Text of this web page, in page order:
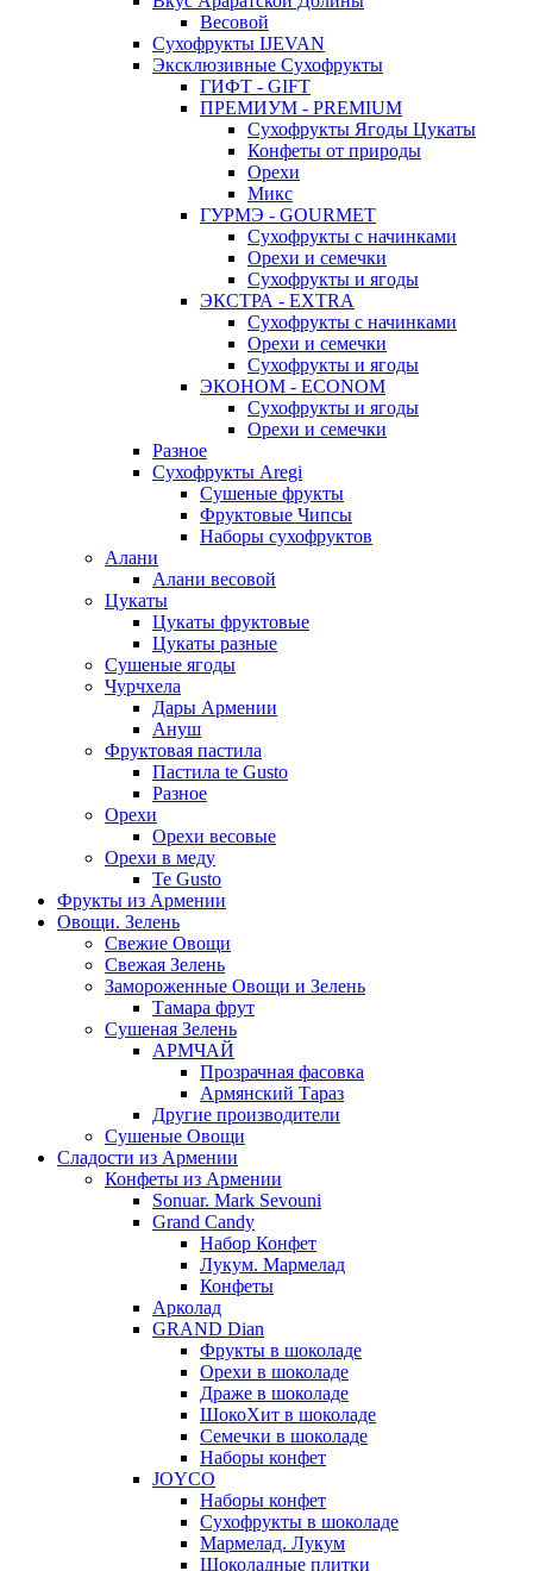
Весовой
Сухофрукты IJEVAN
Эксклюзивные Сухофрукты
ГИФТ - GIFT
ПРЕМИУМ - PREMIUM
Сухофрукты Ягоды Цукаты
Конфеты от природы
Орехи
Микс
ГУРМЭ - GOURMET
Сухофрукты с начинками
Орехи и семечки
Сухофрукты и ягоды
ЭКСТРА - EXTRA
Сухофрукты с начинками
Орехи и семечки
Сухофрукты и ягоды
ЭКОНОМ - ECONOM
Сухофрукты и ягоды
Орехи и семечки
Разное
Сухофрукты Aregi
Сушеные фрукты
Фруктовые Чипсы
Наборы сухофруктов
Алани
Алани весовой
Цукаты
Цукаты фруктовые
Цукаты разные
Сушеные ягоды
Чурчхела
Дары Армении
Ануш
Фруктовая пастила
Пастила te Gusto
Разное
Орехи
Орехи весовые
Орехи в меду
Te Gusto
Фрукты из Армении
Овощи. Зелень
Свежие Овощи
Свежая Зелень
Замороженные Овощи и Зелень
Тамара фрут
Сушеная Зелень
АРМЧАЙ
Прозрачная фасовка
Армянский Тараз
Другие производители
Сушеные Овощи
Сладости из Армении
Конфеты из Армении
Sonuar. Mark Sevouni
Grand Candy
Набор Конфет
Лукум. Мармелад
Конфеты
Арколад
GRAND Dian
Фрукты в шоколаде
Орехи в шоколаде
Драже в шоколаде
ШокоХит в шоколаде
Семечки в шоколаде
Наборы конфет
JOYCO
Наборы конфет
Сухофрукты в шоколаде
Мармелад. Лукум
Шоколадные плитки